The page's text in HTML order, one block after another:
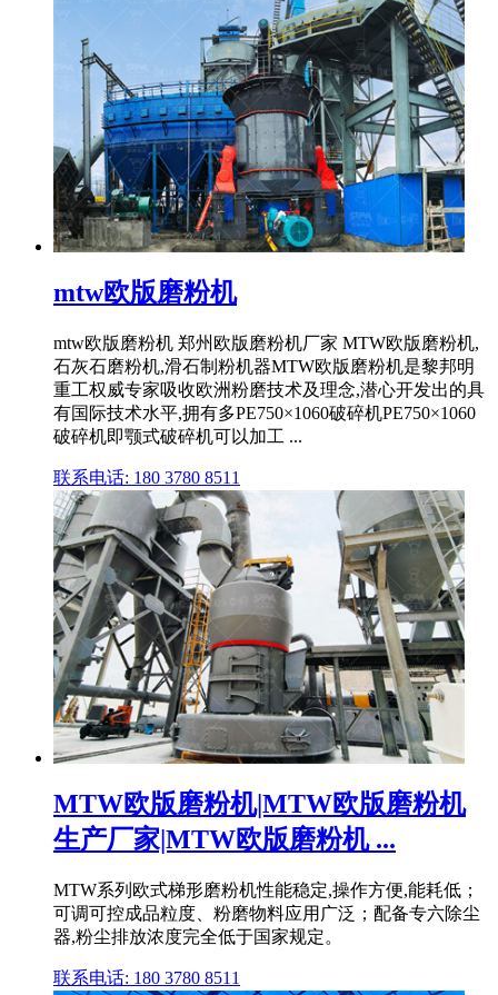
mtw欧版磨粉机
mtw欧版磨粉机 郑州欧版磨粉机厂家 MTW欧版磨粉机,
石灰石磨粉机,滑石制粉机器MTW欧版磨粉机是黎邦明
重工权威专家吸收欧洲粉磨技术及理念,潜心开发出的具
有国际技术水平,拥有多PE750×1060破碎机PE750×1060
破碎机即颚式破碎机可以加工 ...
联系电话: 180 3780 8511
MTW欧版磨粉机|MTW欧版磨粉机
生产厂家|MTW欧版磨粉机 ...
MTW系列欧式梯形磨粉机性能稳定,操作方便,能耗低；
可调可控成品粒度、粉磨物料应用广泛；配备专六除尘
器,粉尘排放浓度完全低于国家规定。
联系电话: 180 3780 8511